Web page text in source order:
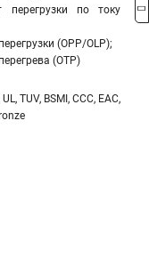
перегрузки по току
(OPP/OLP);
(OTP)
UL, TUV, BSMI, CCC, EAC,